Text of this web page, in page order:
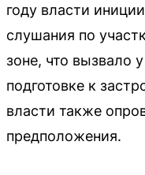
году власти
слушания по
зоне, что вызвало
подготовке к
власти также
предположения.